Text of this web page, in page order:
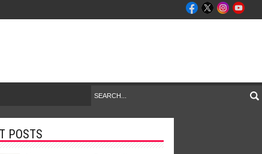
POSTS